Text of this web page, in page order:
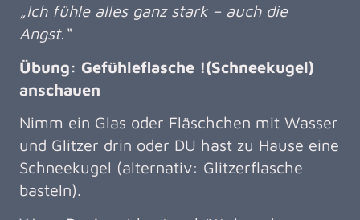
„Ich fühle alles ganz stark – auch die
Angst.“
Übung: Gefühleflasche !(Schneekugel)
anschauen
Nimm ein Glas oder Fläschchen mit Wasser
und Glitzer drin oder DU hast zu Hause eine
Schneekugel (alternativ: Glitzerflasche
basteln).